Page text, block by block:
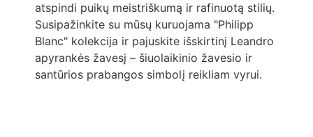
atspindi puikų meistriškumą ir rafinuotą stilių.
Susipažinkite su mūsų kuruojama "Philipp
Blanc" kolekcija ir pajuskite išskirtinį Leandro
apyrankės žavesį – šiuolaikinio žavesio ir
santūrios prabangos simbolį reikliam vyrui.